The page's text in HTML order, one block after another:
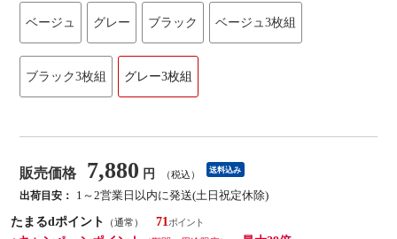
ベージュ グレー ブラック ベージュ3枚組
ブラック3枚組 グレー3枚組
販売価格 7,880 円 （税込） 送料込み
出荷目安：
1～2営業日以内に発送(土日祝定休除)
たまるdポイント
（通常）
71